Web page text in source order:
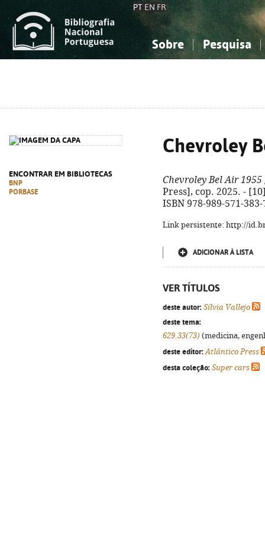
PT EN FR
Sobre Pesquisa
ENCONTRAR EM BIBLIOTECAS
BNP
PORBASE
Chevroley
Chevroley Bel Air 1955
Press], cop. 2025. -
ISBN 978-989-571-383-
Link persistente: http://
ADICIONAR À LISTA
VER TÍTULOS
deste autor: Sílvia Vallejo
deste tema:
629.33(73) (medicina,
deste editor: Atlântico Press
desta coleção: Super cars